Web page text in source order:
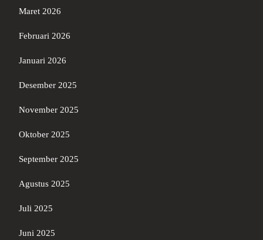
Maret 2026
Februari 2026
Januari 2026
Desember 2025
November 2025
Oktober 2025
September 2025
Agustus 2025
Juli 2025
Juni 2025